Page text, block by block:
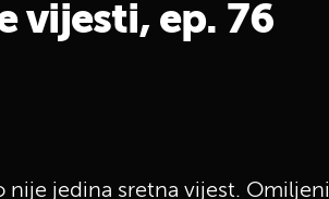
vijesti, ep. 76
nije jedina sretna vijest. Omiljeni